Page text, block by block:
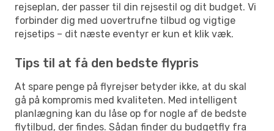
rejseplan, der passer til din rejsestil og dit budget. Vi
forbinder dig med uovertrufne tilbud og vigtige
rejsetips – dit næste eventyr er kun et klik væk.
Tips til at få den bedste flypris
At spare penge på flyrejser betyder ikke, at du skal
gå på kompromis med kvaliteten. Med intelligent
planlægning kan du låse op for nogle af de bedste
flytilbud, der findes. Sådan finder du budgetfly fra